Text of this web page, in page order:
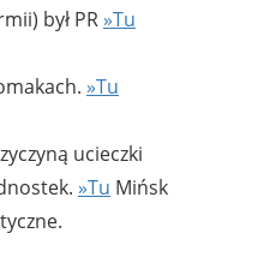
był PR»Tu
»Tu
ucieczki
»Tu Mińsk